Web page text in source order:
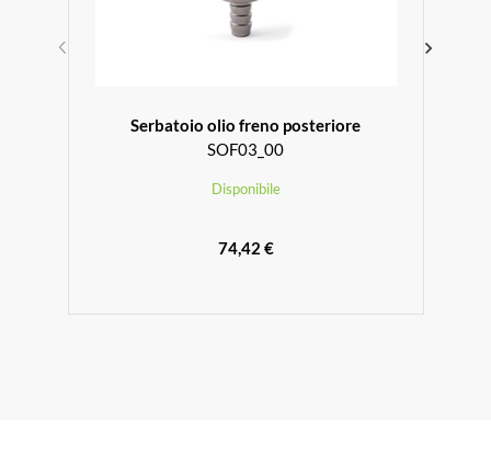
Serbatoio olio freno posteriore
SOF03_00
Disponibile
74,42 €